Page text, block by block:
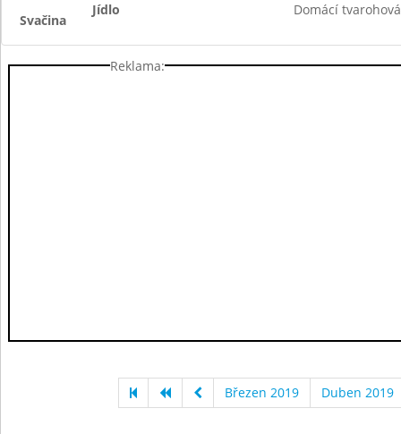
Svačina
Jídlo Domácí
Reklama:
Březen 2019 Duben 2019